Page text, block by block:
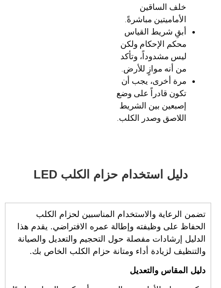
خلف الساقين
الأماميتين مباشرةً.
أبقِ شريط القياس
محكم الإحكام ولكن
ليس مشدوداً، وتأكد
من أنه موازٍ للأرض.
مرة أخرى، يجب أن
تكون قادراً على وضع
إصبعين بين الشريط
اللاصق وصدر الكلب.
دليل استخدام حزام الكلب LED
تضمن الرعاية والاستخدام المناسبين لحزام الكلب
الحفاظ على وظيفته وإطالة عمره الافتراضي. يقدم هذا
الدليل إرشادات مفصلة حول التحجيم والتعديل والصيانة
والتنظيف لزيادة أداء ومتانة حزام الكلب الخاص بك.
دليل المقاس والتعديل